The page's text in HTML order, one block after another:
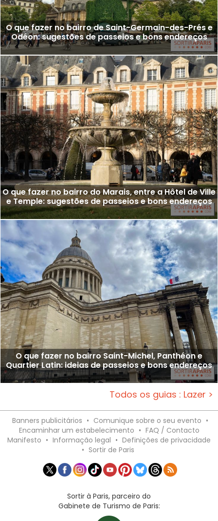
O que fazer no bairro de Saint-Germain-des-Prés e
Odéon: sugestões de passeios e bons endereços
O que fazer no bairro do Marais, entre a Hôtel de Ville
e Temple: sugestões de passeios e bons endereços
O que fazer no bairro Saint-Michel, Panthéon e
Quartier Latin: ideias de passeios e bons endereços
Todos os guias : Lazer >
Banners publicitários • Comunique sobre o seu evento •
Encaminhar um estabelecimento • FAQ / Contacto
Manifesto • Informação legal • Definições de privacidade
• Sortir de Paris
Sortir à Paris, parceiro do
Gabinete de Turismo de Paris: